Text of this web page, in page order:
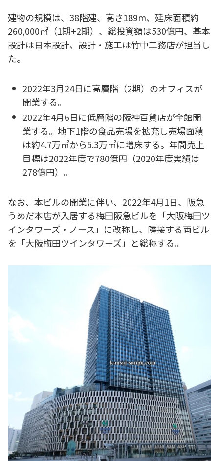
建物の規模は、38階建、高さ189m、延床面積約
260,000㎡（1期+2期）、総投資額は530億円、基本
設計は日本設計、設計・施工は竹中工務店が担当し
た。
2022年3月24日に高層階（2期）のオフィスが
開業する。
2022年4月6日に低層階の阪神百貨店が全館開
業する。地下1階の食品売場を拡充し売場面積
は約4.7万㎡から5.3万㎡に増床する。年間売上
目標は2022年度で780億円（2020年度実績は
278億円）。
なお、本ビルの開業に伴い、2022年4月1日、阪急
うめだ本店が入居する梅田阪急ビルを「大阪梅田ツ
インタワーズ・ノース」に改称し、隣接する両ビル
を「大阪梅田ツインタワーズ」と総称する。